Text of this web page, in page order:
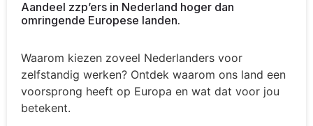
Aandeel zzp’ers in Nederland hoger dan
omringende Europese landen.
Waarom kiezen zoveel Nederlanders voor
zelfstandig werken? Ontdek waarom ons land een
voorsprong heeft op Europa en wat dat voor jou
betekent.